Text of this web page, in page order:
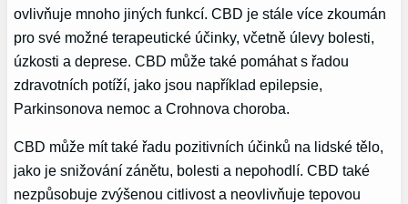
ovlivňuje mnoho jiných funkcí. CBD je stále více zkoumán
pro své možné terapeutické účinky, včetně úlevy bolesti,
úzkosti a deprese. CBD může také pomáhat s řadou
zdravotních potíží, jako jsou například epilepsie,
Parkinsonova nemoc a Crohnova choroba.
CBD může mít také řadu pozitivních účinků na lidské tělo,
jako je snižování zánětu, bolesti a nepohodlí. CBD také
nezpůsobuje zvýšenou citlivost a neovlivňuje tepovou